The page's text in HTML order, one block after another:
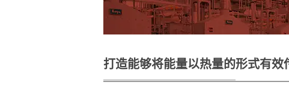
打造能够将能量以热量的形式有